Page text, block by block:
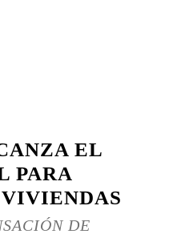
EL
PARA
DE